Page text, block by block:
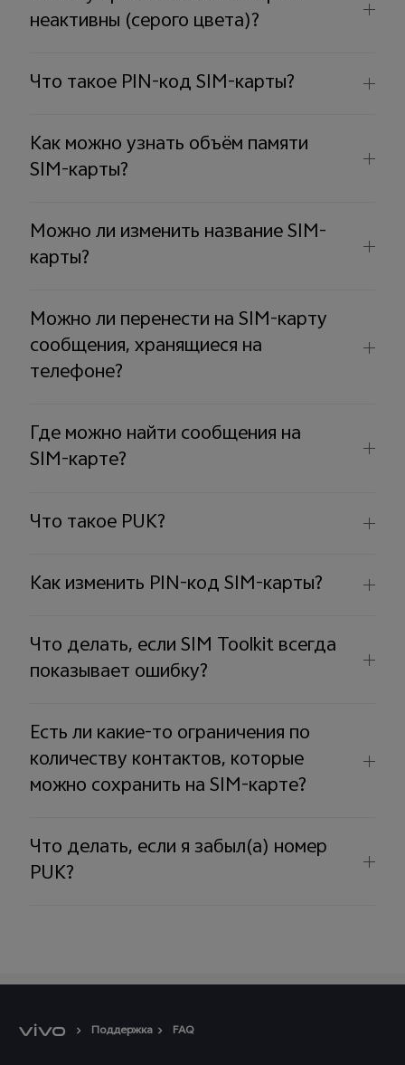
неактивны (серого цвета)?
Что такое PIN-код SIM-карты?
Как можно узнать объём памяти
SIM-карты?
Можно ли изменить название SIM-
карты?
Можно ли перенести на SIM-карту
сообщения, хранящиеся на
телефоне?
Где можно найти сообщения на
SIM-карте?
Что такое PUK?
Как изменить PIN-код SIM-карты?
Что делать, если SIM Toolkit всегда
показывает ошибку?
Есть ли какие-то ограничения по
количеству контактов, которые
можно сохранить на SIM-карте?
Что делать, если я забыл(а) номер
PUK?
Поддержка FAQ